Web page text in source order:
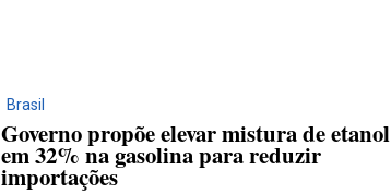
Brasil
Governo propõe elevar mistura de etanol
em 32% na gasolina para reduzir
importações